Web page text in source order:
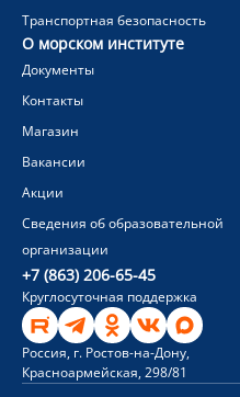
Транспортная безопасность
О морском институте
Документы
Контакты
Магазин
Вакансии
Акции
Сведения об образовательной
организации
+7 (863) 206-65-45
Круглосуточная поддержка
Россия, г. Ростов-на-Дону,
Красноармейская, 298/81